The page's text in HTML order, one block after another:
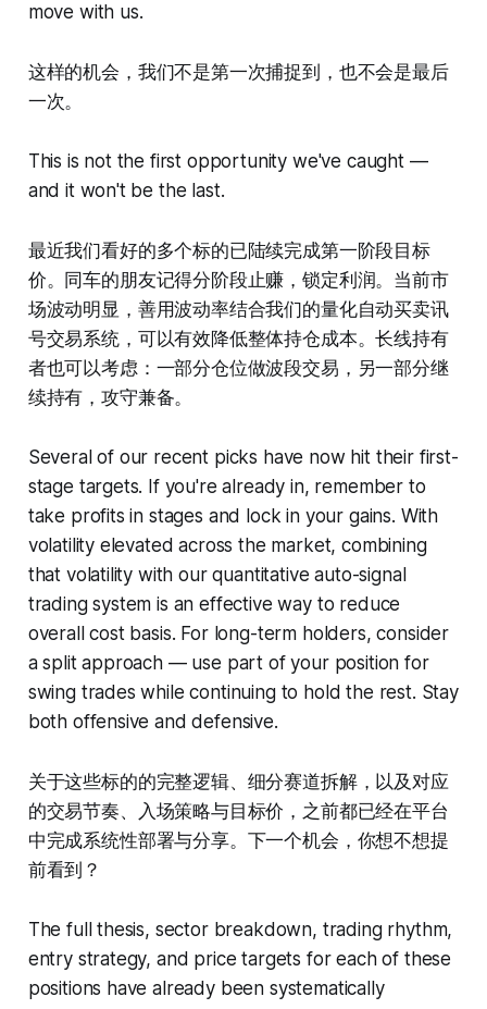
move with us.
这样的机会，我们不是第一次捕捉到，也不会是最后
一次。
This is not the first opportunity we've caught —
and it won't be the last.
最近我们看好的多个标的已陆续完成第一阶段目标
价。同车的朋友记得分阶段止赚，锁定利润。当前市
场波动明显，善用波动率结合我们的量化自动买卖讯
号交易系统，可以有效降低整体持仓成本。长线持有
者也可以考虑：一部分仓位做波段交易，另一部分继
续持有，攻守兼备。
Several of our recent picks have now hit their first-
stage targets. If you're already in, remember to
take profits in stages and lock in your gains. With
volatility elevated across the market, combining
that volatility with our quantitative auto-signal
trading system is an effective way to reduce
overall cost basis. For long-term holders, consider
a split approach — use part of your position for
swing trades while continuing to hold the rest. Stay
both offensive and defensive.
关于这些标的的完整逻辑、细分赛道拆解，以及对应
的交易节奏、入场策略与目标价，之前都已经在平台
中完成系统性部署与分享。下一个机会，你想不想提
前看到？
The full thesis, sector breakdown, trading rhythm,
entry strategy, and price targets for each of these
positions have already been systematically